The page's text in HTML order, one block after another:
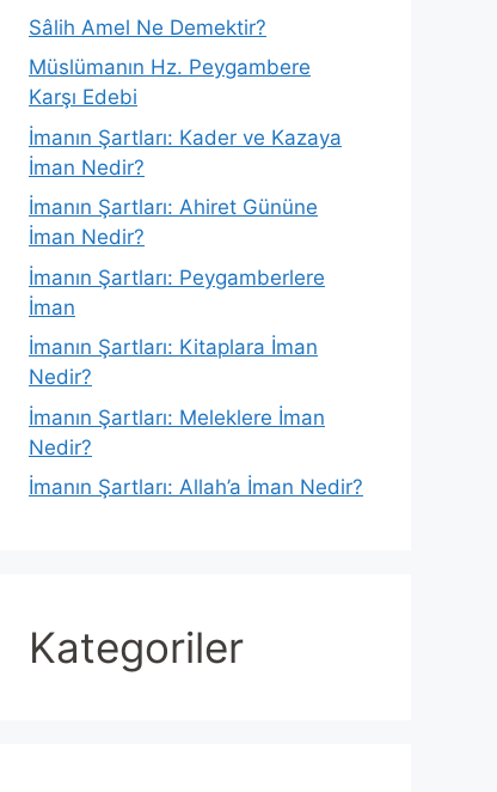
Sâlih Amel Ne Demektir?
Müslümanın Hz. Peygambere
Karşı Edebi
İmanın Şartları: Kader ve Kazaya
İman Nedir?
İmanın Şartları: Ahiret Gününe
İman Nedir?
İmanın Şartları: Peygamberlere
İman
İmanın Şartları: Kitaplara İman
Nedir?
İmanın Şartları: Meleklere İman
Nedir?
İmanın Şartları: Allah’a İman Nedir?
Kategoriler